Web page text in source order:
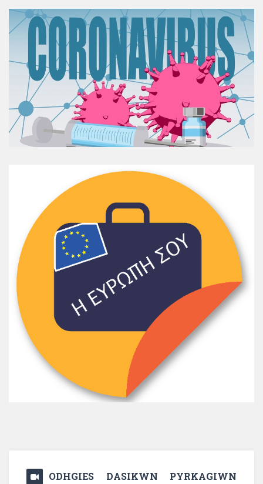
ODHGIES DASIKWN PYRKAGIWN